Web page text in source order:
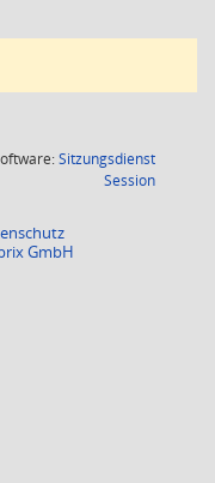
Sitzungsdienst
Session(Wird in
GmbH